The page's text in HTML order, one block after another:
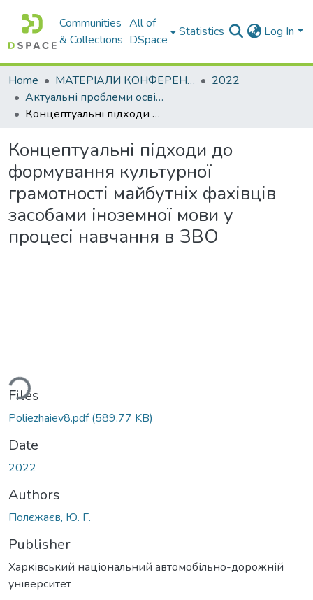
Communities
& Collections
All of
DSpace
Statistics Log In
Home МАТЕРІАЛИ КОНФЕРЕНЦІЙ
2022
Актуальні проблеми освітньо-виховного процесу та шляхи їх вирішення в умовах сучасних викликів
Концептуальні підходи до формування культурної грамотності майбутніх фахівців засобами іноземної мови у процесі навчання в ЗВО
Концептуальні підходи до
формування культурної
грамотності майбутніх фахівців
засобами іноземної мови у
процесі навчання в ЗВО
Files
Poliezhaiev8.pdf(589.77 KB)
Date
2022
Authors
Полєжаєв, Ю. Г.
Publisher
Харківський національний автомобільно-дорожній
університет